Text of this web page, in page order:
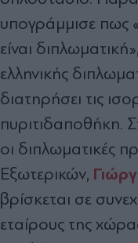
υπογράμμισε πως
είναι
ελληνικής
διατηρήσει τις
πυριτιδαποθήκη.
οι διπλωματικές
Εξωτερικών,
βρίσκεται σε
εταίρους της